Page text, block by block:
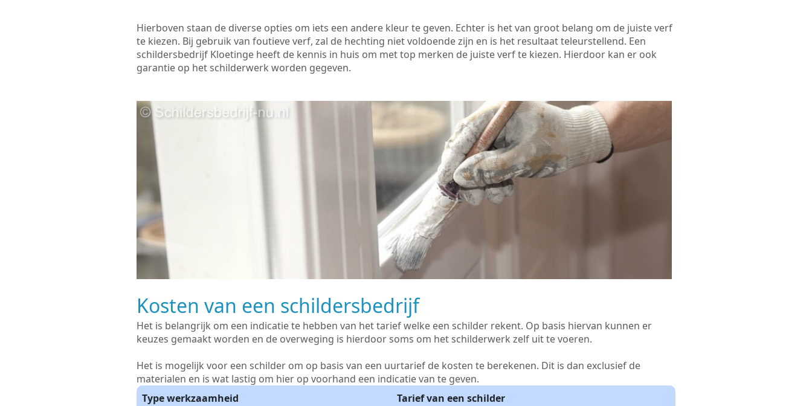
Hierboven staan de diverse opties om iets een andere kleur te geven. Echter is het van groot belang om de juiste verf
te kiezen. Bij gebruik van foutieve verf, zal de hechting niet voldoende zijn en is het resultaat teleurstellend. Een
schildersbedrijf Kloetinge heeft de kennis in huis om met top merken de juiste verf te kiezen. Hierdoor kan er ook
garantie op het schilderwerk worden gegeven.
Kosten van een schildersbedrijf
Het is belangrijk om een indicatie te hebben van het tarief welke een schilder rekent. Op basis hiervan kunnen er
keuzes gemaakt worden en de overweging is hierdoor soms om het schilderwerk zelf uit te voeren.
Het is mogelijk voor een schilder om op basis van een uurtarief de kosten te berekenen. Dit is dan exclusief de
materialen en is wat lastig om hier op voorhand een indicatie van te geven.
Type werkzaamheid
Tarief van een schilder